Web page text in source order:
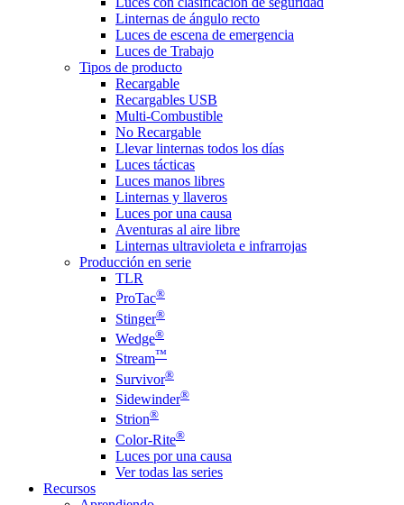
Linternas de ángulo recto
Luces de escena de emergencia
Luces de Trabajo
Tipos de producto
Recargable
Recargables USB
Multi-Combustible
No Recargable
Llevar linternas todos los días
Luces tácticas
Luces manos libres
Linternas y llaveros
Luces por una causa
Aventuras al aire libre
Linternas ultravioleta e infrarrojas
Producción en serie
TLR
ProTac®
Stinger®
Wedge®
Stream™
Survivor®
Sidewinder®
Strion®
Color-Rite®
Luces por una causa
Ver todas las series
Recursos